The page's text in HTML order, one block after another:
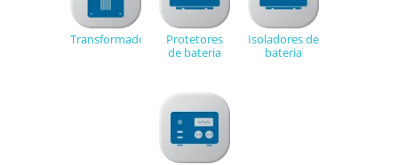
Transformadores
Protetores
de bateria
Isoladores de
bateria